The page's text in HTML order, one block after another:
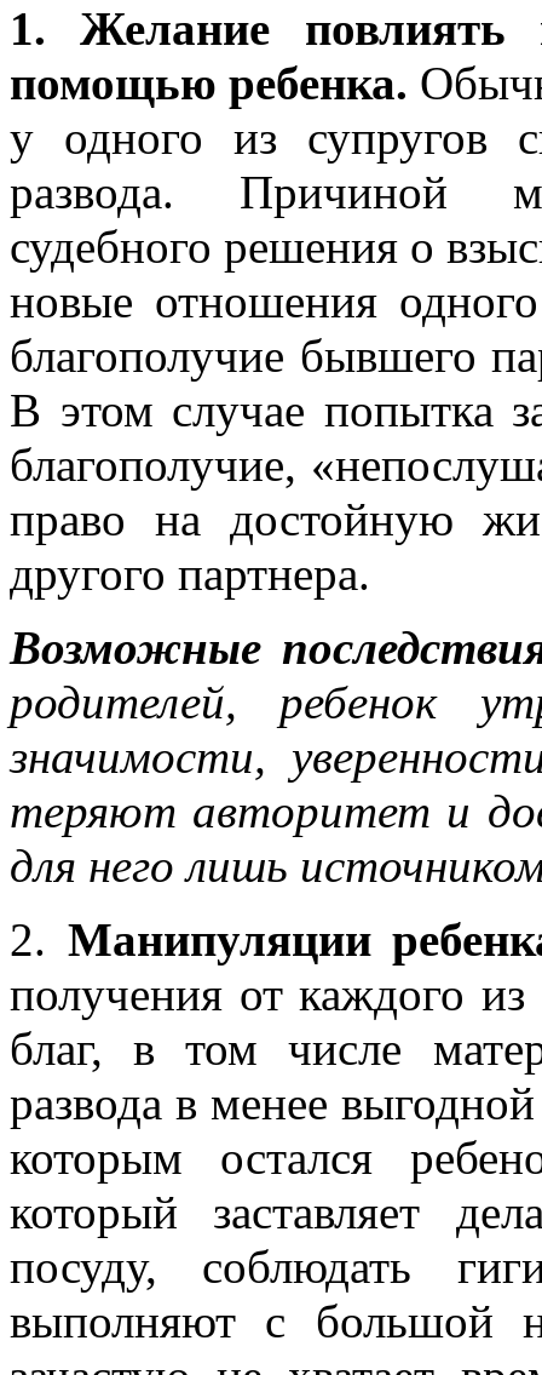
1. Желание повлиять
помощью ребенка.
у одного из супругов
развода. Причиной
судебного решения о
новые отношения
благополучие бывшего
В этом случае попытка
благополучие,
право на достойную
другого партнера.
Возможные
родителей, ребенок
значимости,
теряют авторитет и
для него лишь
2. Манипуляции
получения от каждого
благ, в том числе
развода в менее
которым остался
который заставляет
посуду, соблюдать
выполняют с большой